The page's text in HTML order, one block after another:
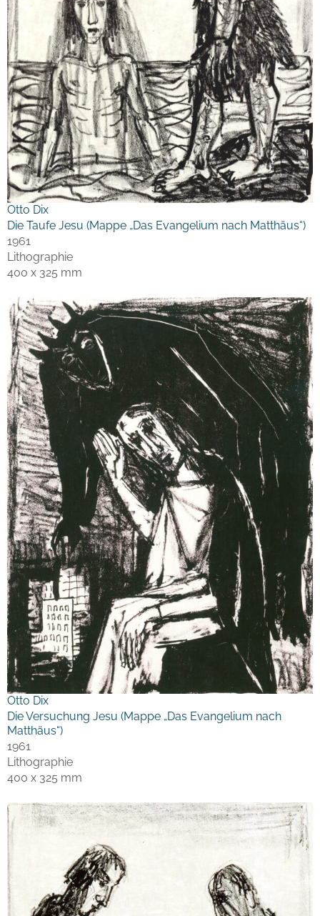
Otto Dix
Die Taufe Jesu (Mappe „Das Evangelium nach Matthäus“)
1961
Lithographie
400 x 325 mm
Otto Dix
Die Versuchung Jesu (Mappe „Das Evangelium nach
Matthäus“)
1961
Lithographie
400 x 325 mm